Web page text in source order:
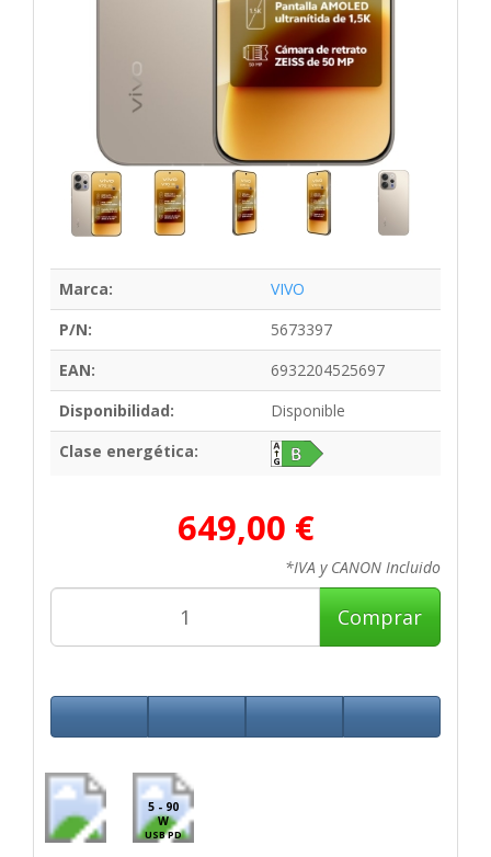
Marca:
VIVO
P/N:
5673397
EAN:
6932204525697
Disponibilidad:
Disponible
Clase energética:
649,00 €
*IVA y CANON Incluido
Comprar
5 - 90
W
USB PD